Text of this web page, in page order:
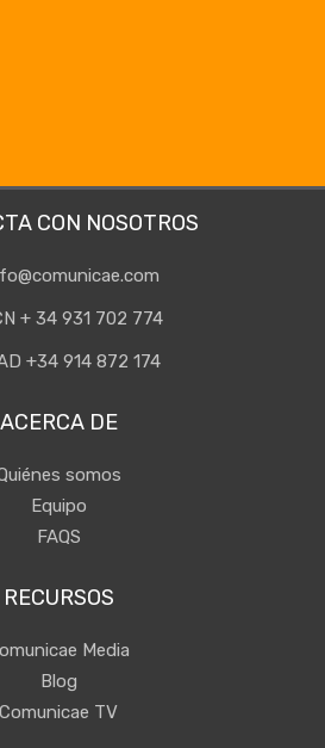
CON NOSOTROS
+ 34 931 702 774
+34 914 872 174
ACERCA DE
somos
Equipo
FAQS
RECURSOS
Media
Blog
Comunicae TV